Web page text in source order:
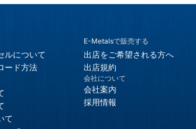
ルについて
ード方法
て
E-Metalsで販売する
出店をご希望される方へ
出店規約
会社について
会社案内
採用情報